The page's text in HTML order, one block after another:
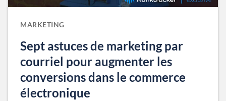
MARKETING
Sept astuces de marketing par
courriel pour augmenter les
conversions dans le commerce
électronique